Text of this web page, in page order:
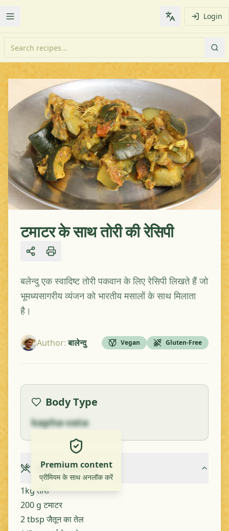
Toggle Menu Change Login
टमाटर के साथ तोरी की रेसिपी
Share
बलेन्दु एक स्वादिष्ट तोरी पकवान के लिए रेसिपी लिखते हैं जो
भूमध्यसागरीय व्यंजन को भारतीय मसालों के साथ मिलाता
है।
Author:बालेन्दु Vegan Gluten-Free
Body Type
kapha-vata
Premium content
प्रीमियम के साथ अनलॉक करें
Ingredients
1kg तोरी
200 g टमाटर
2 tbsp जैतून का तेल